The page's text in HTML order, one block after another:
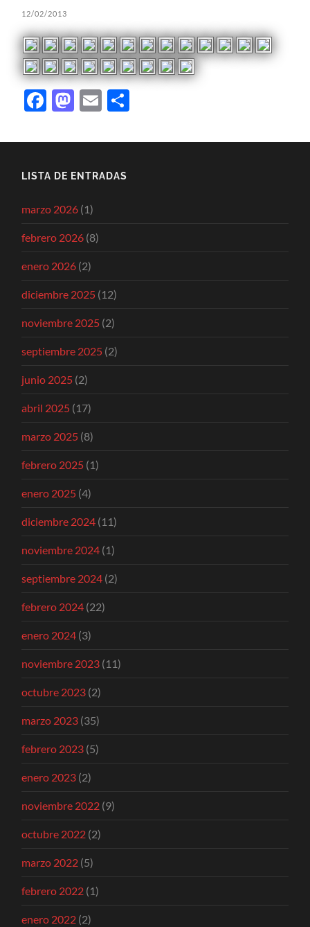
12/02/2013
Facebook
Mastodon
Email
LISTA DE ENTRADAS
marzo 2026 (1)
febrero 2026 (8)
enero 2026 (2)
diciembre 2025 (12)
noviembre 2025 (2)
septiembre 2025 (2)
junio 2025 (2)
abril 2025 (17)
marzo 2025 (8)
febrero 2025 (1)
enero 2025 (4)
diciembre 2024 (11)
noviembre 2024 (1)
septiembre 2024 (2)
febrero 2024 (22)
enero 2024 (3)
noviembre 2023 (11)
octubre 2023 (2)
marzo 2023 (35)
febrero 2023 (5)
enero 2023 (2)
noviembre 2022 (9)
octubre 2022 (2)
marzo 2022 (5)
febrero 2022 (1)
enero 2022 (2)